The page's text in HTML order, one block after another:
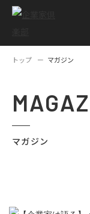
トップ マガジン
マガジン